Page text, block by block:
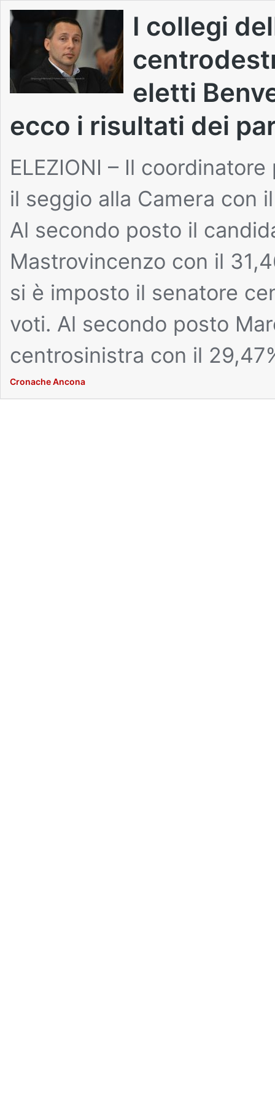
I collegi
eletti
ecco i risultati dei
ELEZIONI – Il
il seggio alla Camera con
Al secondo posto il
Mastrovincenzo con il
si è imposto il senatore
voti. Al secondo posto
centrosinistra con il
Cronache Ancona